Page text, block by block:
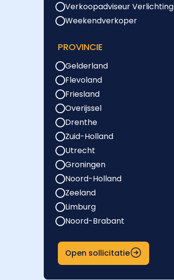
Verkoopadviseur Verlichting
Weekendverkoper
PROVINCIE
Gelderland
Flevoland
Friesland
Overijssel
Drenthe
Zuid-Holland
Utrecht
Groningen
Noord-Holland
Zeeland
Limburg
Noord-Brabant
Open sollicitatie